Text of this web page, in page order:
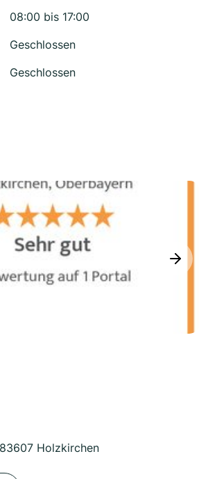
08:00 bis 17:00
Geschlossen
Geschlossen
next
Holzkirchen